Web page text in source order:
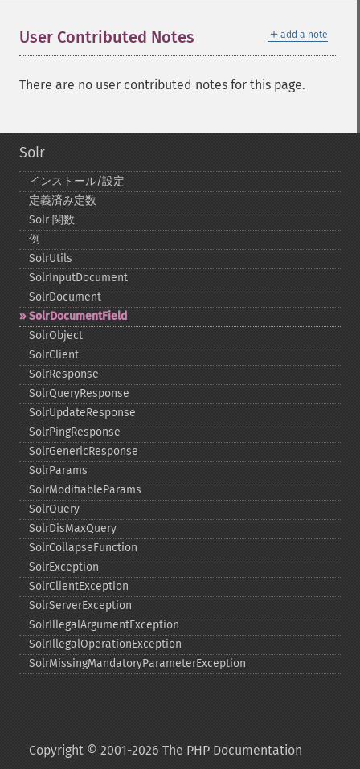
＋ add a note
User Contributed Notes
There are no user contributed notes for this page.
Solr
インストール/設定
定義済み定数
Solr 関数
例
SolrUtils
SolrInputDocument
SolrDocument
SolrDocumentField
SolrObject
SolrClient
SolrResponse
SolrQueryResponse
SolrUpdateResponse
SolrPingResponse
SolrGenericResponse
SolrParams
SolrModifiableParams
SolrQuery
SolrDisMaxQuery
SolrCollapseFunction
SolrException
SolrClientException
SolrServerException
SolrIllegalArgumentException
SolrIllegalOperationException
SolrMissingMandatoryParameterException
Copyright © 2001-2026 The PHP Documentation